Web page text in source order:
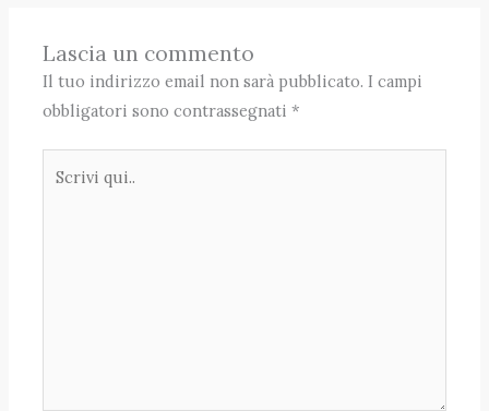
Lascia un commento
Il tuo indirizzo email non sarà pubblicato. I campi
obbligatori sono contrassegnati*